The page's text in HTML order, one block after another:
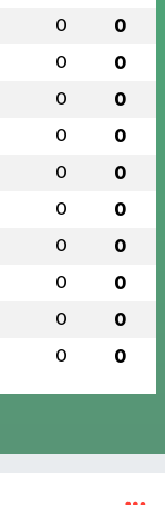
0 0
0 0
0 0
0 0
0 0
0 0
0 0
0 0
0 0
0 0